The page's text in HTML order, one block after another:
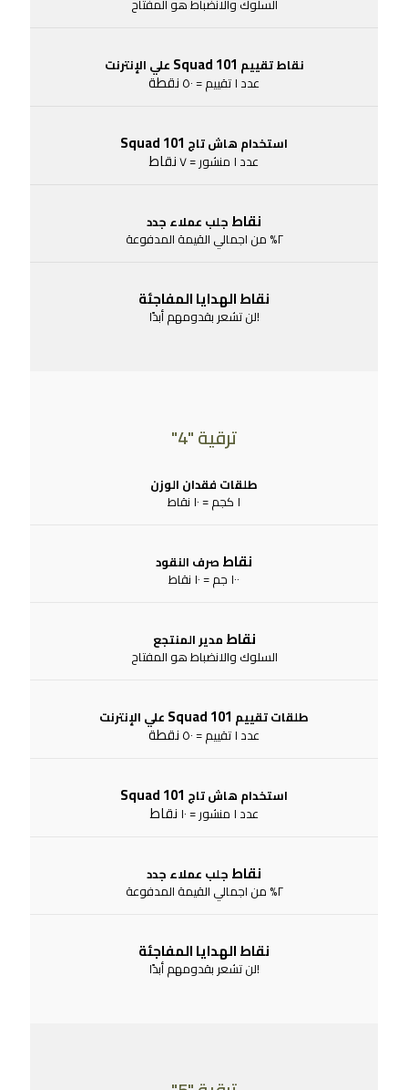
السلوك والانضباط هو المفتاح
نقاط تقييم Squad 101 علي الإنترنت
عدد ١ تقييم = ٥٠
نقطة
استخدام هاش تاج Squad 101
عدد ١ منشور = ٧ نقاط
نقاط جلب عملاء جدد
٢% من اجمالي القيمة المدفوعة
نقاط الهدايا المفاجئة
!لن تشعر بقدومهم أبدًا
ترقية "4"
طلقات فقدان الوزن
١ كجم = ١٠ نقاط
نقاط صرف النقود
١٠٠ جم = ١٠ نقاط
نقاط مدير المنتجع
السلوك والانضباط هو المفتاح
طلقات تقييم Squad 101 علي الإنترنت
عدد ١ تقييم = ٥٠
نقطة
استخدام هاش تاج Squad 101
عدد ١ منشور = ١٠ نقاط
نقاط جلب عملاء جدد
٢% من اجمالي القيمة المدفوعة
نقاط الهدايا المفاجئة
!لن تشعر بقدومهم أبدًا